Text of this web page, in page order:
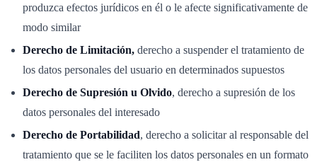
produzca efectos jurídicos en él o le afecte significativamente de
modo similar
Derecho de Limitación, derecho a suspender el tratamiento de
los datos personales del usuario en determinados supuestos
Derecho de Supresión u Olvido, derecho a supresión de los
datos personales del interesado
Derecho de Portabilidad, derecho a solicitar al responsable del
tratamiento que se le faciliten los datos personales en un formato